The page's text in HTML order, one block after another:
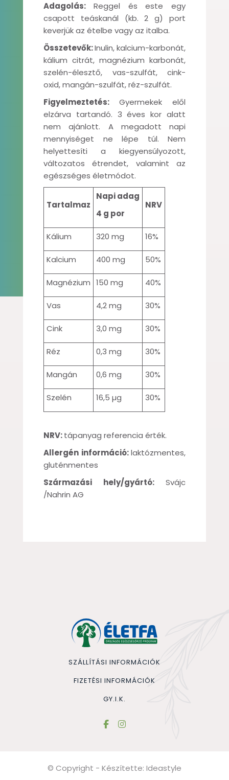
Adagolás: Reggel és este egy
csapott teáskanál (kb. 2 g) port
keverjük az ételbe vagy az italba.
Összetevők:Inulin, kalcium-karbonát,
kálium citrát, magnézium karbonát,
szelén-élesztő, vas-szulfát, cink-
oxid, mangán-szulfát, réz-szulfát.
Figyelmeztetés: Gyermekek elől
elzárva tartandó. 3 éves kor alatt
nem ajánlott. A megadott napi
mennyiséget ne lépe túl. Nem
helyettesíti a kiegyensúlyozott,
változatos étrendet, valamint az
egészséges életmódot.
Tartalmaz
Napi adag
4 g por
NRV
Kálium 320 mg 16%
Kalcium 400 mg 50%
Magnézium 150 mg 40%
Vas 4,2 mg 30%
Cink 3,0 mg 30%
Réz 0,3 mg 30%
Mangán 0,6 mg 30%
Szelén 16,5 µg 30%
NRV:tápanyag referencia érték.
Allergén információ:laktózmentes,
gluténmentes
Származási hely/gyártó:Svájc
/Nahrin AG
SZÁLLÍTÁSI INFORMÁCIÓK
FIZETÉSI INFORMÁCIÓK
GY.I.K.
© Copyright - Készítette: Ideastyle